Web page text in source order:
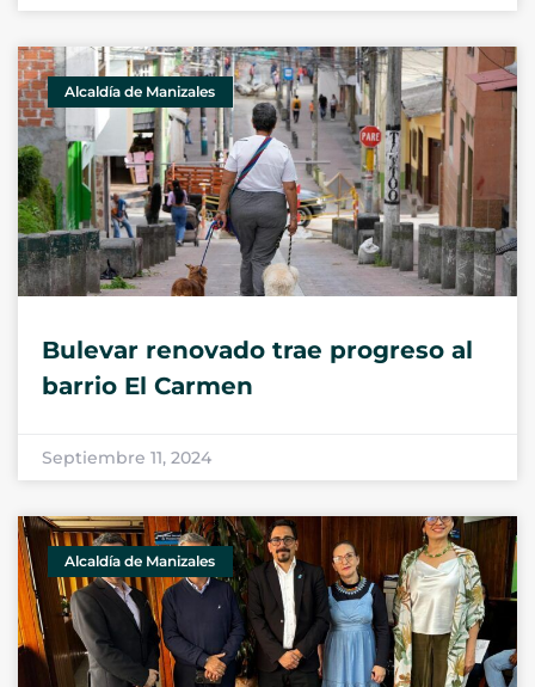
Alcaldía de Manizales
Bulevar renovado trae progreso al
barrio El Carmen
Septiembre 11, 2024
Alcaldía de Manizales